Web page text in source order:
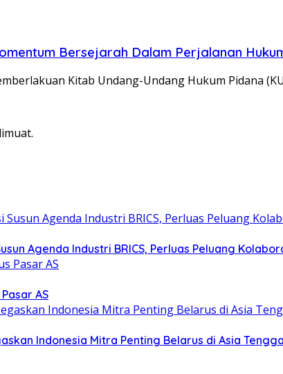
Bersejarah Dalam Perjalanan
Kitab Undang-Undang Hukum Pidana
Agenda Industri BRICS, Perluas Peluang
AS
Indonesia Mitra Penting Belarus di Asia